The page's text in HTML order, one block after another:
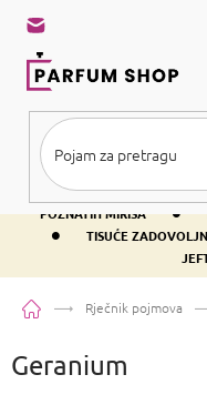
sadržaj
BESPLATNA DOSTAVA
POZNATIH MIRISA
•
• TISUĆE
PočetnaRječnik pojmova
Geranium